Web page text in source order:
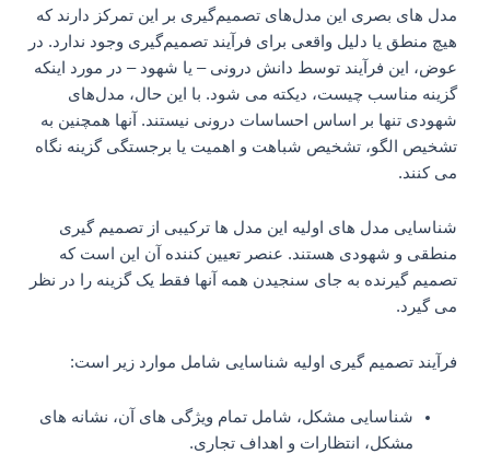
مدل های بصری این مدل‌های تصمیم‌گیری بر این تمرکز دارند که
هیچ منطق یا دلیل واقعی برای فرآیند تصمیم‌گیری وجود ندارد. در
عوض، این فرآیند توسط دانش درونی – یا شهود – در مورد اینکه
گزینه مناسب چیست، دیکته می شود. با این حال، مدل‌های
شهودی تنها بر اساس احساسات درونی نیستند. آنها همچنین به
تشخیص الگو، تشخیص شباهت و اهمیت یا برجستگی گزینه نگاه
می کنند.
شناسایی مدل های اولیه این مدل ها ترکیبی از تصمیم گیری
منطقی و شهودی هستند. عنصر تعیین کننده آن این است که
تصمیم گیرنده به جای سنجیدن همه آنها فقط یک گزینه را در نظر
می گیرد.
فرآیند تصمیم گیری اولیه شناسایی شامل موارد زیر است:
شناسایی مشکل، شامل تمام ویژگی های آن، نشانه های
مشکل، انتظارات و اهداف تجاری.